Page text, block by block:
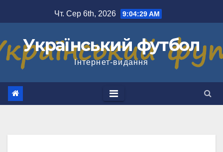
до
Чт. Сер 6th, 2026 9:04:30 AM
Український футбол
Інтернет-видання